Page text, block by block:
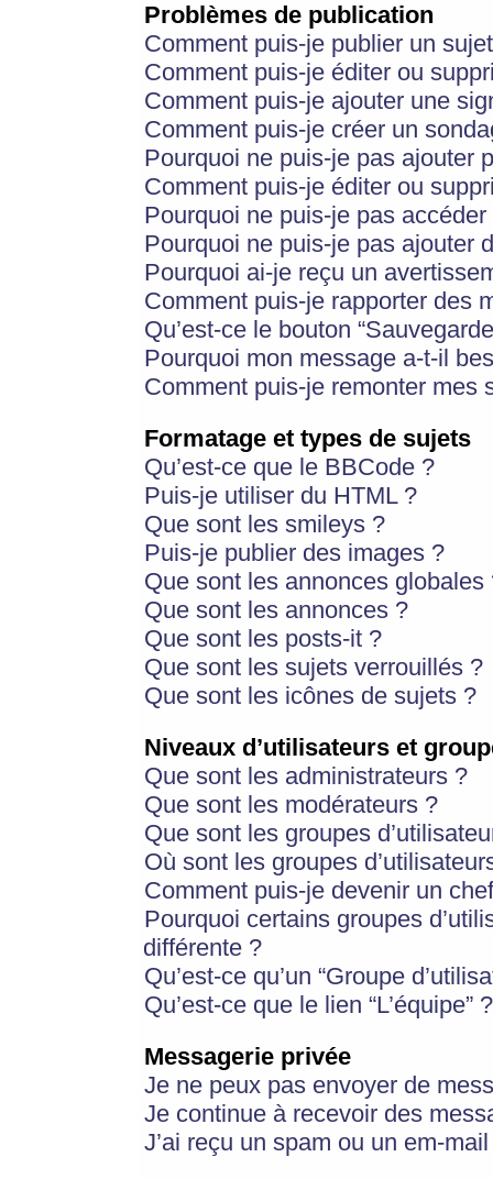
Problèmes de publication
Comment puis-je publier un
Comment puis-je éditer ou
Comment puis-je ajouter une
Comment puis-je créer un
Pourquoi ne puis-je pas ajouter
Comment puis-je éditer ou
Pourquoi ne puis-je pas
Pourquoi ne puis-je pas ajouter
Pourquoi ai-je reçu un
Comment puis-je rapporter des
Qu’est-ce le bouton
Pourquoi mon message a-t-il
Comment puis-je remonter mes
Formatage et types de sujets
Qu’est-ce que le BBCode ?
Puis-je utiliser du HTML ?
Que sont les smileys ?
Puis-je publier des images ?
Que sont les annonces globales
Que sont les annonces ?
Que sont les posts-it ?
Que sont les sujets verrouillés ?
Que sont les icônes de sujets ?
Niveaux d’utilisateurs et
Que sont les administrateurs ?
Que sont les modérateurs ?
Que sont les groupes
Où sont les groupes
Comment puis-je devenir un
Pourquoi certains groupes
différente ?
Qu’est-ce qu’un “Groupe
Qu’est-ce que le lien “L’équipe” ?
Messagerie privée
Je ne peux pas envoyer de
Je continue à recevoir des
J’ai reçu un spam ou un em-